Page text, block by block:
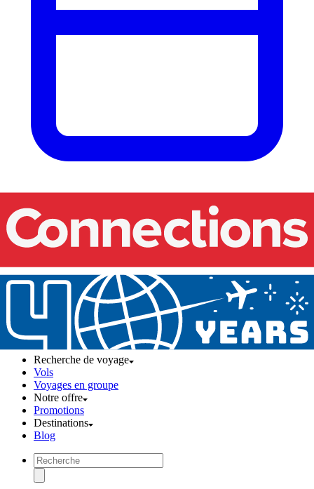
Nos événements
Recherche de voyage
Vols
Voyages en groupe
Notre offre
Promotions
Destinations
Blog